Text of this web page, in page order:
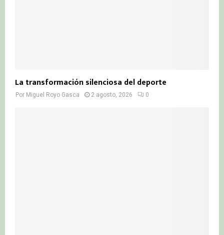
La transformación silenciosa del deporte
Por Miguel Royo Gasca 2 agosto, 2026 0